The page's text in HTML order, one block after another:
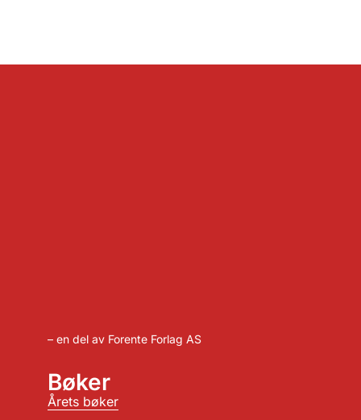
– en del av Forente Forlag AS
Bøker
Årets bøker